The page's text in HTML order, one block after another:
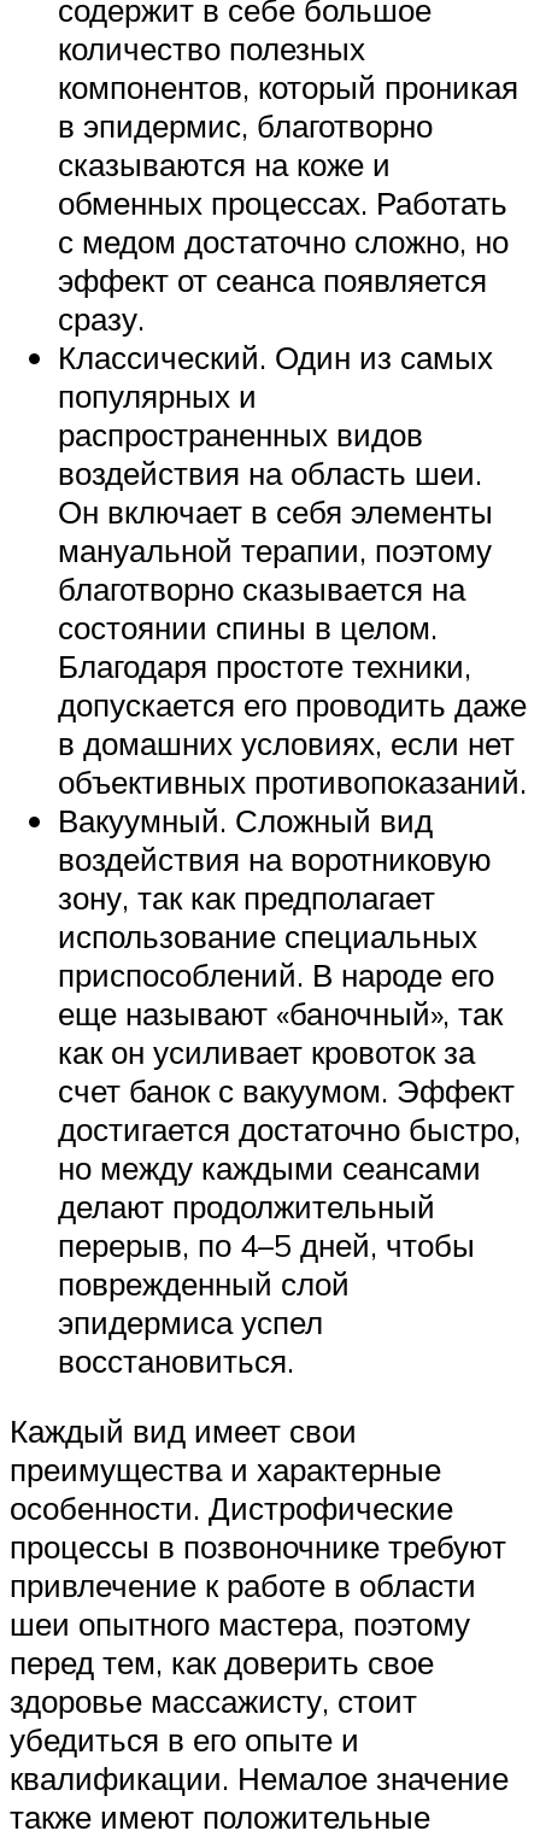
содержит в себе большое
количество полезных
компонентов, который проникая
в эпидермис, благотворно
сказываются на коже и
обменных процессах. Работать
с медом достаточно сложно, но
эффект от сеанса появляется
сразу.
Классический. Один из самых
популярных и
распространенных видов
воздействия на область шеи.
Он включает в себя элементы
мануальной терапии, поэтому
благотворно сказывается на
состоянии спины в целом.
Благодаря простоте техники,
допускается его проводить даже
в домашних условиях, если нет
объективных противопоказаний.
Вакуумный. Сложный вид
воздействия на воротниковую
зону, так как предполагает
использование специальных
приспособлений. В народе его
еще называют «баночный», так
как он усиливает кровоток за
счет банок с вакуумом. Эффект
достигается достаточно быстро,
но между каждыми сеансами
делают продолжительный
перерыв, по 4–5 дней, чтобы
поврежденный слой
эпидермиса успел
восстановиться.
Каждый вид имеет свои
преимущества и характерные
особенности. Дистрофические
процессы в позвоночнике требуют
привлечение к работе в области
шеи опытного мастера, поэтому
перед тем, как доверить свое
здоровье массажисту, стоит
убедиться в его опыте и
квалификации. Немалое значение
также имеют положительные